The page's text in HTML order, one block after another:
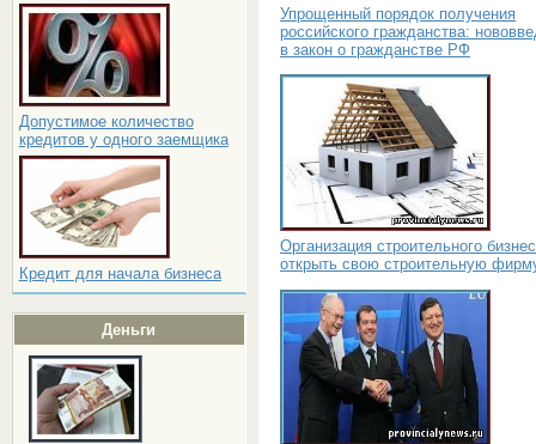
Допустимое количество
кредитов у одного заемщика
Кредит для начала бизнеса
Деньги
Упрощенный порядок получения
российского гражданства:
в закон о гражданстве РФ
Организация строительного
открыть свою строительную